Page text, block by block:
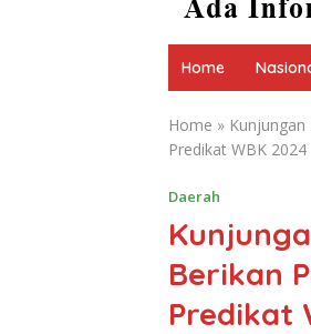
Home
Home »
Predikat WBK 2024
Daerah
Berikan
Predikat